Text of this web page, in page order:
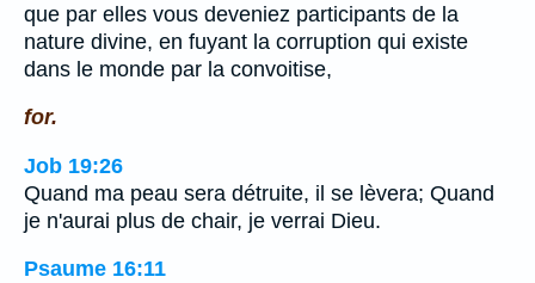
que par elles vous deveniez participants de la
nature divine, en fuyant la corruption qui existe
dans le monde par la convoitise,
for.
Job 19:26
Quand ma peau sera détruite, il se lèvera; Quand
je n'aurai plus de chair, je verrai Dieu.
Psaume 16:11